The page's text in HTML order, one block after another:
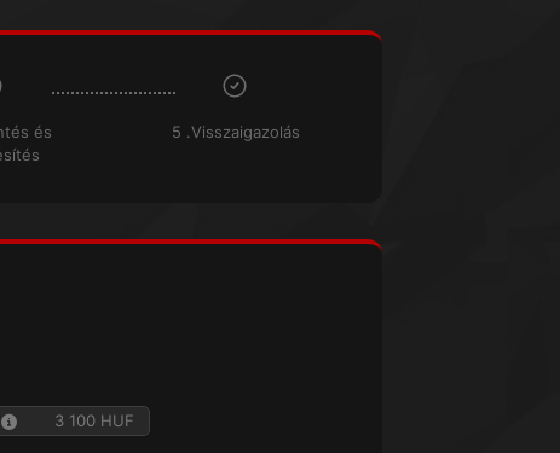
és
5 .Visszaigazolás
3 100 HUF